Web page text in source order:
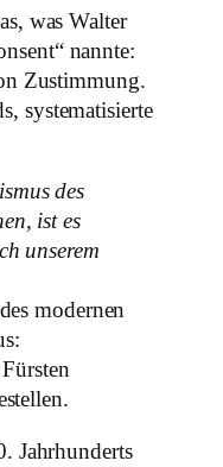
was Walter
nannte:
Zustimmung.
systematisierte
des
ist es
unserem
modernen
Jahrhunderts